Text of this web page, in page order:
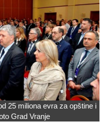
25 miliona evra za opštine i
Grad Vranje